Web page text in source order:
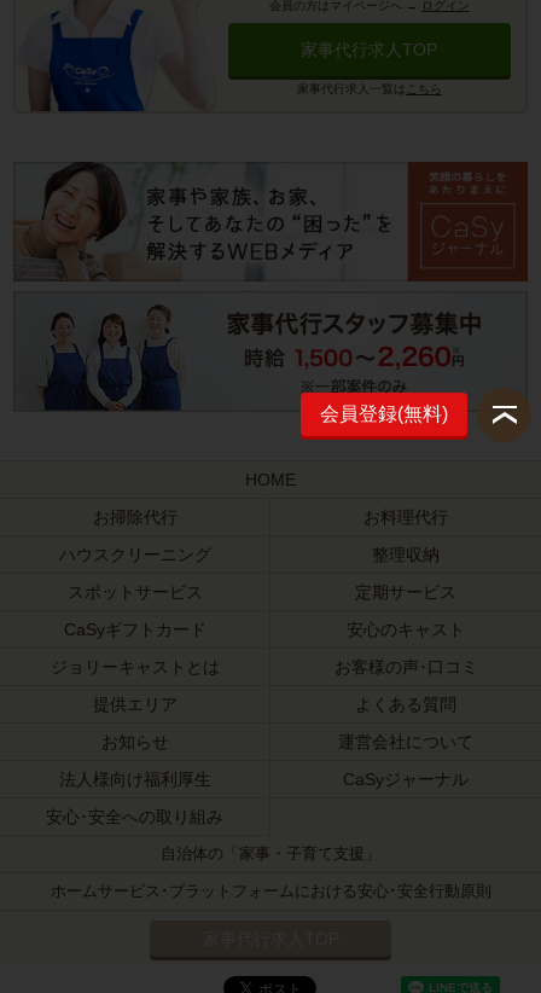
会員の方はマイページへ → ログイン
家事代行求人TOP
家事代行求人一覧は こちら
会員登録(無料)
HOME
お掃除代行
お料理代行
ハウスクリーニング
整理収納
スポットサービス
定期サービス
CaSyギフトカード
安心のキャスト
ジョリーキャストとは
お客様の声･口コミ
提供エリア
よくある質問
お知らせ
運営会社について
法人様向け福利厚生
CaSyジャーナル
安心･安全への取り組み
自治体の「家事・子育て支援」
ホームサービス･プラットフォームにおける安心･安全行動原則